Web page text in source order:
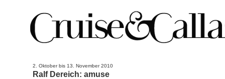
2. Oktober bis 13. November 2010
Ralf Dereich: amuse